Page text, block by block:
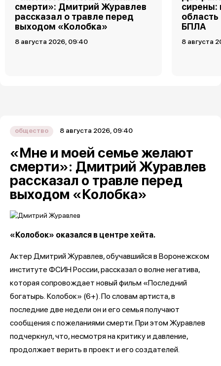
смерти»: Дмитрий Журавлев
рассказал о травле перед
выходом «Колобка»
8 августа 2026, 09:40
сирены:
БПЛА
8 августа
общество 8 августа 2026, 09:40
«Мне и моей семье желают
смерти»: Дмитрий Журавлев
рассказал о травле перед
выходом «Колобка»
«Колобок» оказался в центре хейта.
Актер Дмитрий Журавлев, обучавшийся в Воронежском
институте ФСИН России, рассказал о волне негатива,
которая сопровождает новый фильм «Последний
богатырь. Колобок» (6+). По словам артиста, в
последние две недели он и его семья получают
сообщения с пожеланиями смерти. При этом Журавлев
подчеркнул, что, несмотря на критику и давление,
продолжает верить в проект и его создателей.